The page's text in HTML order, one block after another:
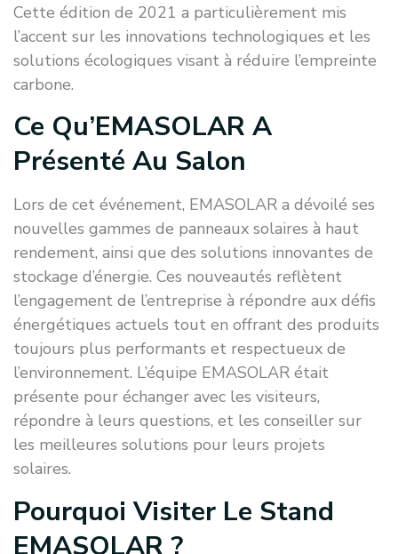
Cette édition de 2021 a particulièrement mis
l’accent sur les innovations technologiques et les
solutions écologiques visant à réduire l’empreinte
carbone.
Ce Qu’EMASOLAR A
Présenté Au Salon
Lors de cet événement, EMASOLAR a dévoilé ses
nouvelles gammes de panneaux solaires à haut
rendement, ainsi que des solutions innovantes de
stockage d’énergie. Ces nouveautés reflètent
l’engagement de l’entreprise à répondre aux défis
énergétiques actuels tout en offrant des produits
toujours plus performants et respectueux de
l’environnement. L’équipe EMASOLAR était
présente pour échanger avec les visiteurs,
répondre à leurs questions, et les conseiller sur
les meilleures solutions pour leurs projets
solaires.
Pourquoi Visiter Le Stand
EMASOLAR ?